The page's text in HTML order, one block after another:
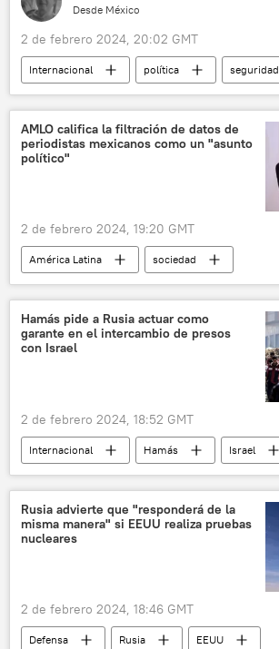
Desde México
2 de febrero 2024, 20:02 GMT
Internacional política
seguridad
Greg Abbott
Joe Biden
Texas
EEUU
México
migración
Donald Trump
💬 Opinión y Análisis
AMLO califica la filtración de datos de
periodistas mexicanos como un "asunto
político"
2 de febrero 2024, 19:20 GMT
América Latina
sociedad
Andrés Manuel López Obrador
México
política
hackeo periodistas
Hamás pide a Rusia actuar como
garante en el intercambio de presos
con Israel
2 de febrero 2024, 18:52 GMT
Internacional Hamás
Israel
Rusia
📰 Conflicto palestino-israelí
🌍 Oriente Medio
Rusia advierte que "responderá de la
misma manera" si EEUU realiza pruebas
nucleares
2 de febrero 2024, 18:46 GMT
Defensa Rusia
EEUU